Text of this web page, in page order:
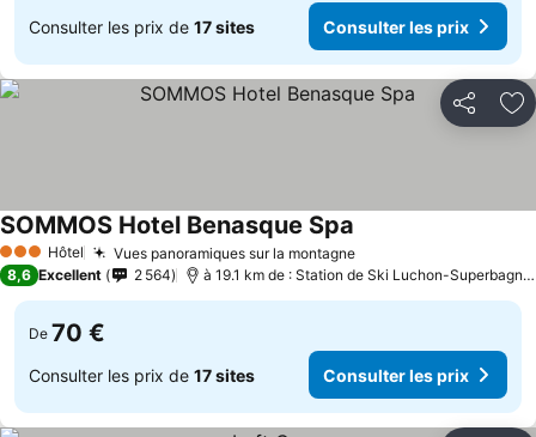
Consulter les prix de 17 sites Consulter les prix
Partager
3 ÉtoilesHôtel Vues panoramiques sur la montagne
SOMMOS Hotel Benasque Spa
8,6 Excellent 2 564 à 19.1 km de : Station de Ski Luchon-Superbagnères
De 70 €
Consulter les prix de 17 sites Consulter les prix